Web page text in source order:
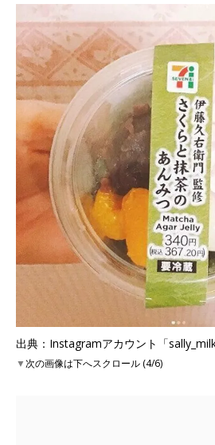
出典：Instagramアカウント「
▼次の画像は下へスクロール (4/6)